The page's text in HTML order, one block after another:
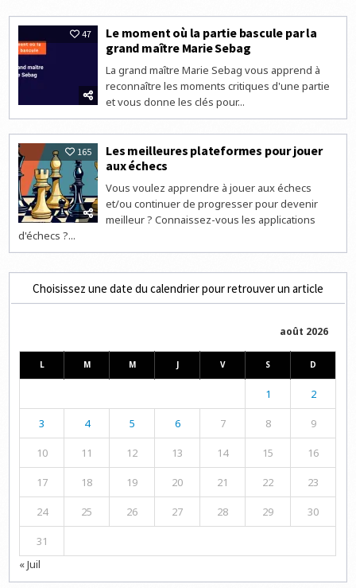
47
Le moment où la partie bascule par la
grand maître Marie Sebag
La grand maître Marie Sebag vous apprend à
reconnaître les moments critiques d'une partie
et vous donne les clés pour...
165
Les meilleures plateformes pour jouer
aux échecs
Vous voulez apprendre à jouer aux échecs
et/ou continuer de progresser pour devenir
meilleur ? Connaissez-vous les applications
d'échecs ?...
Choisissez une date du calendrier pour retrouver un article
août 2026
L M M J V S D
1 2
3 4 5 6 7 8 9
10 11 12 13 14 15 16
17 18 19 20 21 22 23
24 25 26 27 28 29 30
31
« Juil